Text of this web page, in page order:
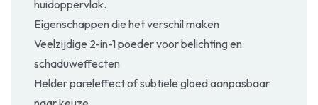
huidoppervlak.
Eigenschappen die het verschil maken
Veelzijdige 2-in-1 poeder voor belichting en
schaduweffecten
Helder pareleffect of subtiele gloed aanpasbaar